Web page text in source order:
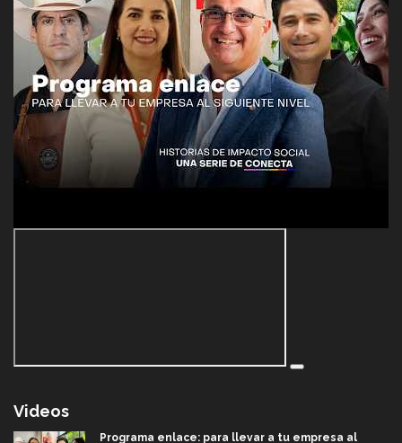
Videos
Programa enlace: para llevar a tu empresa al